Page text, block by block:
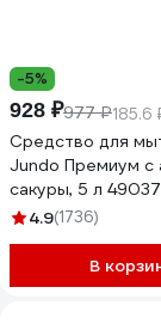
-5%
928 ₽977 ₽185.6
Средство для
Jundo Премиум с
сакуры, 5 л
4.9(1736)
В